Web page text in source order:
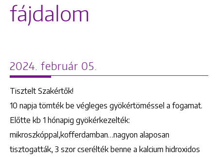
fájdalom
2024. február 05.
Tisztelt Szakértők!
10 napja tömték be végleges gyökértöméssel a fogamat.
Előtte kb 1 hónapig gyökérkezelték:
mikroszkóppal,kofferdamban…nagyon alaposan
tisztogatták, 3 szor cserélték benne a kalcium hidroxidos